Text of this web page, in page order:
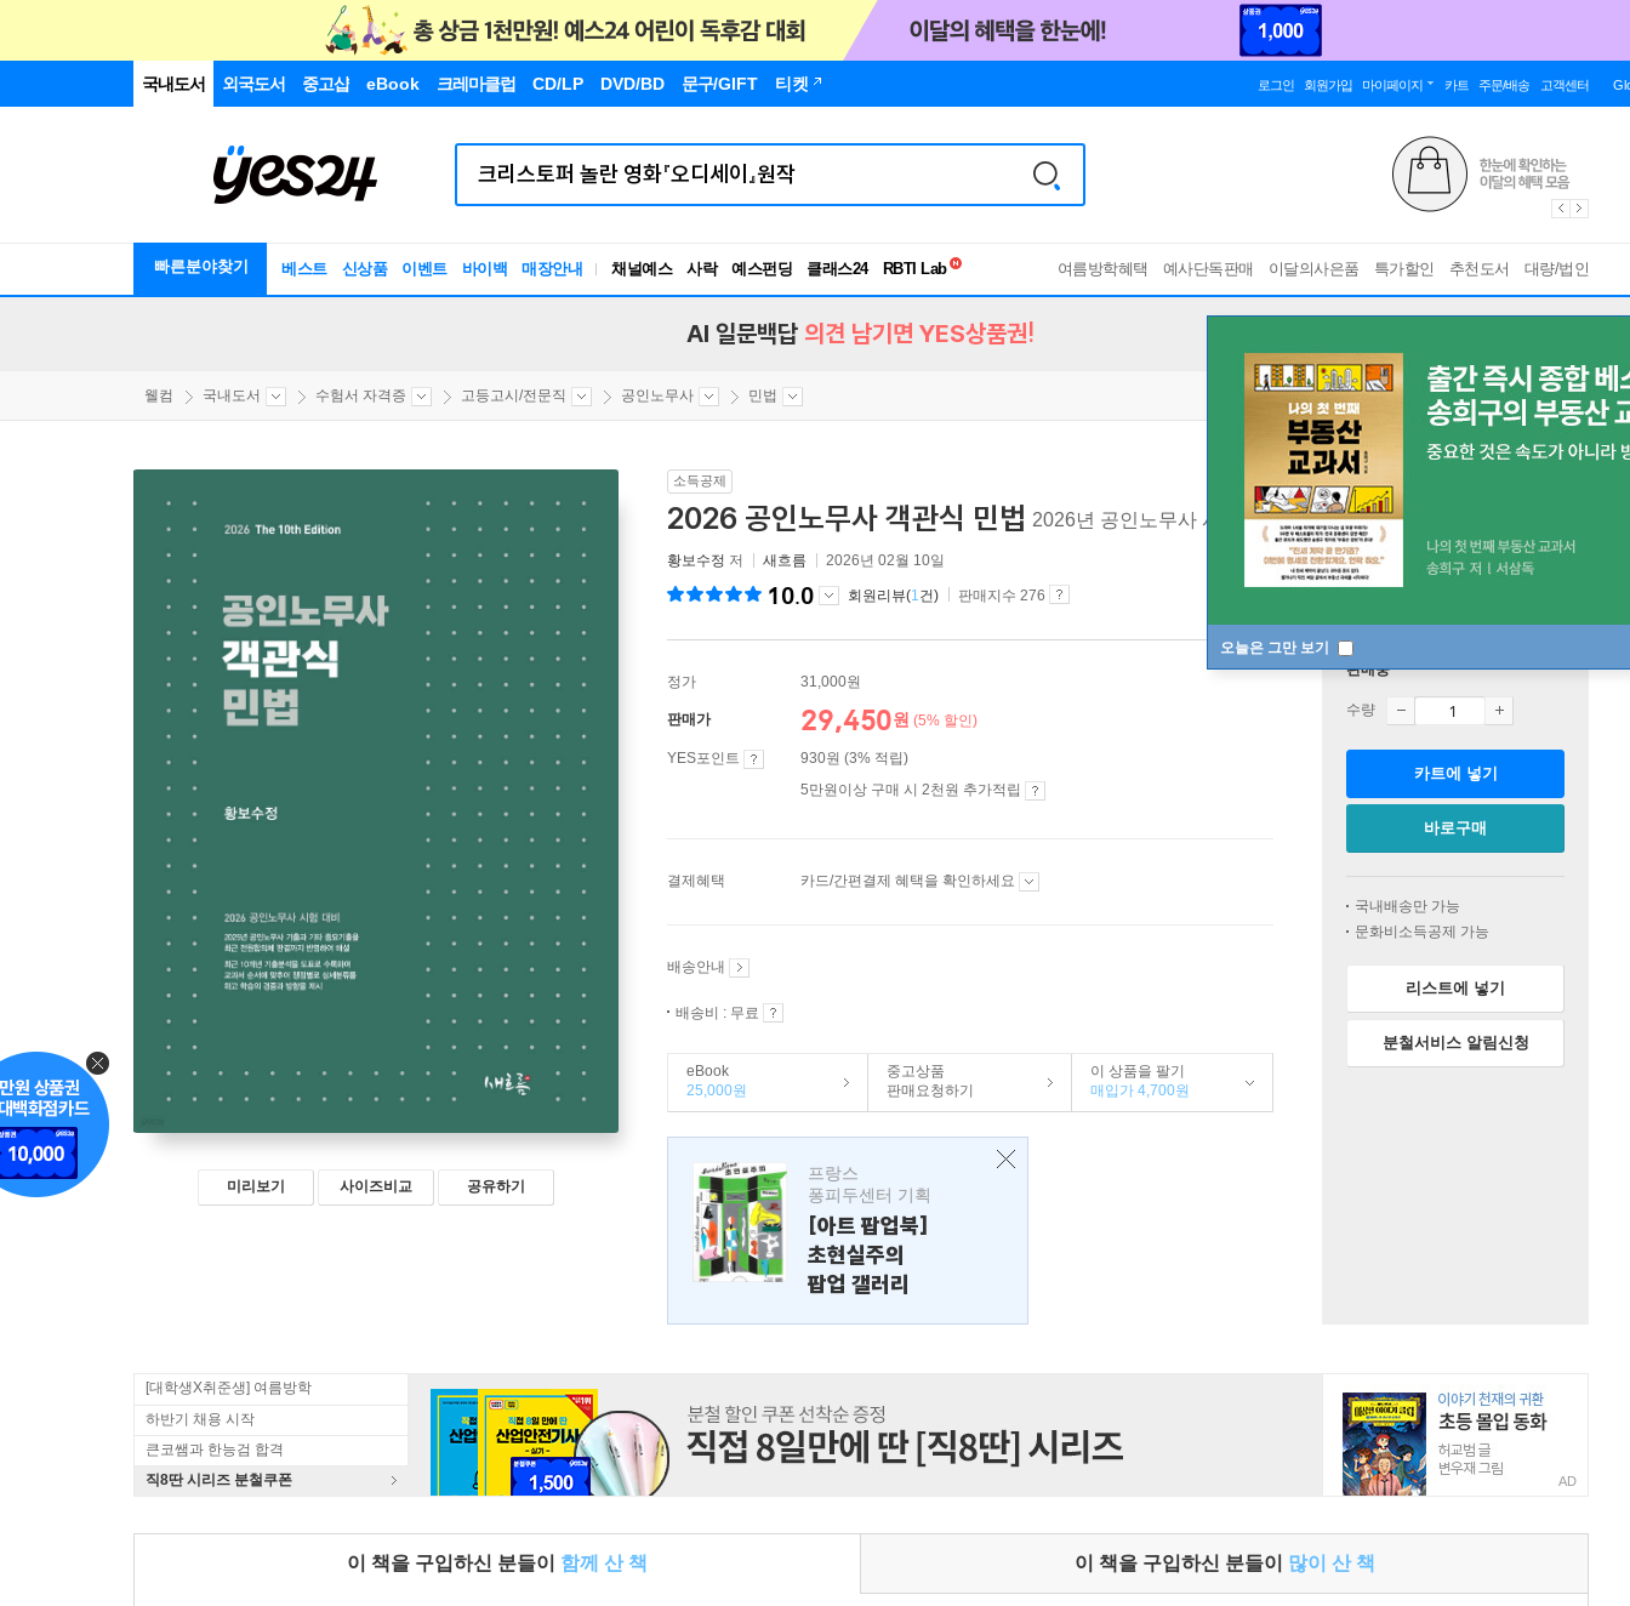
국내도서 외국도서 중고샵 eBook 크레마클럽 CD/LP DVD/BD 문구/GIFT 티켓 로그인 회원가입 마이페이지 카트 주문/배송 고객센터
빠른분야찾기 베스트 신상품 이벤트 바이백 매장안내 채널예스 사락 예스펀딩 클래스24
독서유형검사
여름방학혜택 예사단독판매 이달의사은품 특가할인 추천도서 대량/법인
오늘은 그만 보기
AI 일문백답 의견 남기면 YES상품권!
웰컴 국내도서 수험서 자격증 고등고시/전문직 공인노무사 민법
미리보기 사이즈비교 공유하기
소득공제
2026 공인노무사 객관식 민법 2026년 공인노무사 시험 대비[ 제10판 ]
황보수정 저 새흐름 2026년 02월 10일
10.0 회원리뷰(1건) 판매지수 276
정가 31,000원
판매가 29,450원 (5% 할인)
YES포인트
930원 (3% 적립)
5만원이상 구매 시 2천원 추가적립
결제혜택 카드/간편결제 혜택을 확인하세요
배송안내
배송비 : 무료
eBook
25,000원
중고상품
판매요청하기
이 상품을 팔기
매입가 4,700원
프랑스
퐁피두센터 기획
[아트 팝업북]
초현실주의
팝업 갤러리
판매중
수량
카트에 넣기
바로구매
국내배송만 가능
문화비소득공제 가능
리스트에 넣기
분철서비스 알림신청
[대학생X취준생] 여름방학
하반기 채용 시작
큰코쌤과 한능검 합격
직8딴 시리즈 분철쿠폰
AD
이 책을 구입하신 분들이 함께 산 책 이 책을 구입하신 분들이 많이 산 책